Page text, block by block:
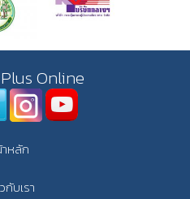
Online
หลัก
กับเรา